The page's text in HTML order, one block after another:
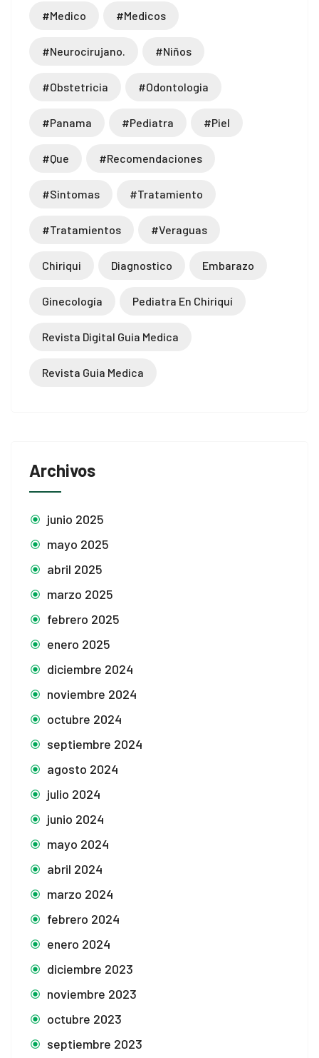
#medico #medicos
#neurocirujano. #niños
#obstetricia #odontologia
#panama #pediatra #piel
#que #recomendaciones
#sintomas #tratamiento
#tratamientos #veraguas
Chiriqui Diagnostico Embarazo
Ginecología Pediatra En Chiriquí
Revista Digital Guia Medica
Revista Guia Medica
Archivos
junio 2025
mayo 2025
abril 2025
marzo 2025
febrero 2025
enero 2025
diciembre 2024
noviembre 2024
octubre 2024
septiembre 2024
agosto 2024
julio 2024
junio 2024
mayo 2024
abril 2024
marzo 2024
febrero 2024
enero 2024
diciembre 2023
noviembre 2023
octubre 2023
septiembre 2023